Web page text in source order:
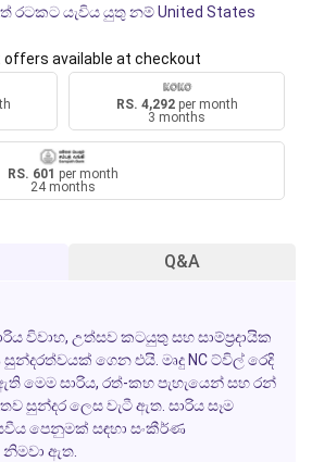
යැවිය යුතු නම් United States
offers available at checkout
RS. 4,292per month
3 months
RS. 601 per month
24 months
Q&A
විවාහ, උත්සව කටයුතු සහ සාම්ප්‍රදායික
ගෙන එයි. මෘදු NC ට්විල් රෙදි
මෙම සාරිය, රත්-කහ පැහැයෙන් සහ රන්
ලෙස වැටී ඇත. සාරිය සෑම
පෙනුමක් සඳහා සංකීර්ණ
ඇත.